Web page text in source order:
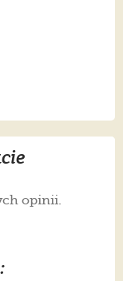
opinii.